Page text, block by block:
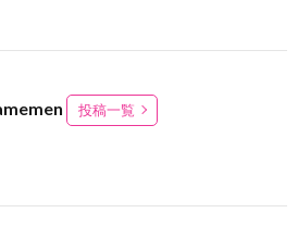
投稿一覧